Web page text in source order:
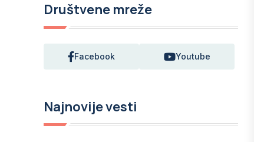
Društvene mreže
Facebook Youtube
Najnovije vesti